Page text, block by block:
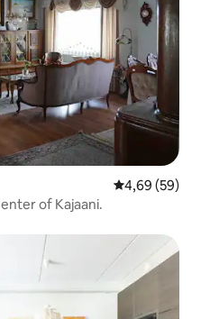
Gemiddelde
4,69 (59)
of Kajaani.